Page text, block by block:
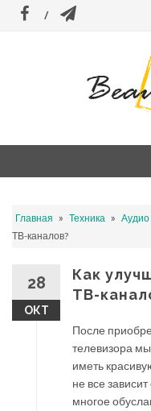
содержанию
Главная » Техника »
ТВ-каналов?
28
ОКТ
Как
ТВ-
После
телевизора
иметь
не все
многое